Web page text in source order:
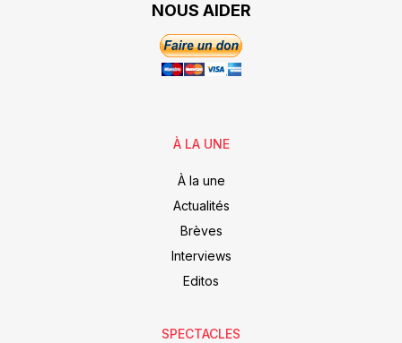
NOUS AIDER
À LA UNE
À la une
Actualités
Brèves
Interviews
Editos
SPECTACLES